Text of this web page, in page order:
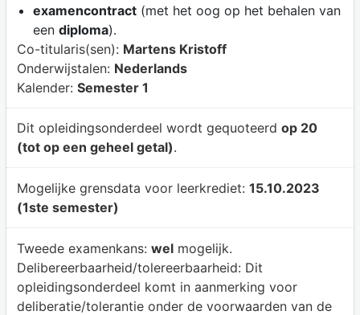
examencontract(met het oog op het behalen van
een diploma).
Co-titularis(sen): Martens Kristoff
Onderwijstalen: Nederlands
Kalender: Semester 1
Dit opleidingsonderdeel wordt gequoteerd op 20
(tot op een geheel getal).
Mogelijke grensdata voor leerkrediet: 15.10.2023
(1ste semester)
Tweede examenkans: welmogelijk.
Delibereerbaarheid/tolereerbaarheid: Dit
opleidingsonderdeel komt in aanmerking voor
deliberatie/tolerantie onder de voorwaarden van de